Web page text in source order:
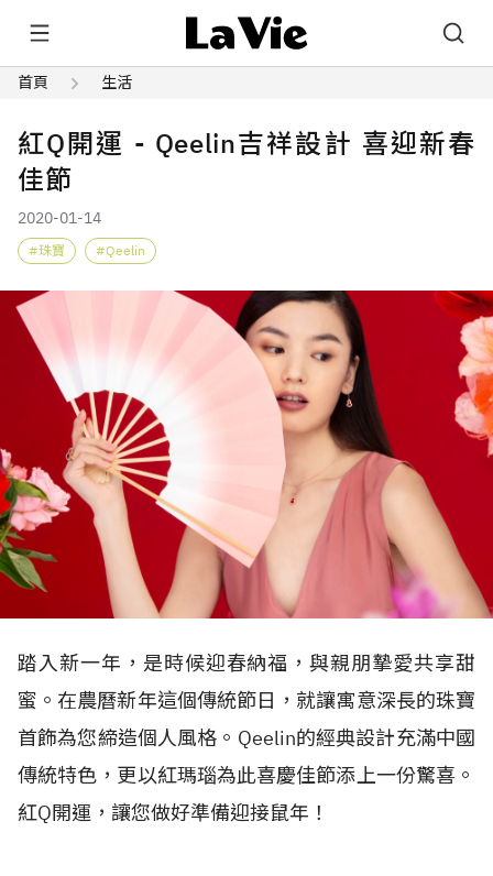
首頁 生活
紅Q開運 - Qeelin吉祥設計 喜迎新春
佳節
2020-01-14
珠寶 Qeelin
踏入新一年，是時候迎春納福，與親朋摯愛共享甜
蜜。在農曆新年這個傳統節日，就讓寓意深長的珠寶
首飾為您締造個人風格。Qeelin的經典設計充滿中國
傳統特色，更以紅瑪瑙為此喜慶佳節添上一份驚喜。
紅Q開運，讓您做好準備迎接鼠年！